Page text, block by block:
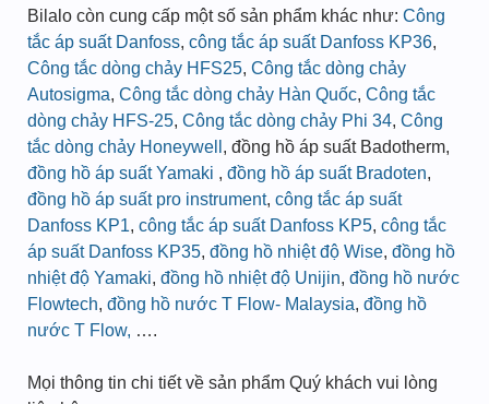
Bilalo còn cung cấp một số sản phẩm khác như: Công
tắc áp suất Danfoss, công tắc áp suất Danfoss KP36,
Công tắc dòng chảy HFS25, Công tắc dòng chảy
Autosigma, Công tắc dòng chảy Hàn Quốc, Công tắc
dòng chảy HFS-25, Công tắc dòng chảy Phi 34, Công
tắc dòng chảy Honeywell , đồng hồ áp suất Badotherm,
đồng hồ áp suất Yamaki , đồng hồ áp suất Bradoten,
đồng hồ áp suất pro instrument, công tắc áp suất
Danfoss KP1, công tắc áp suất Danfoss KP5, công tắc
áp suất Danfoss KP35, đồng hồ nhiệt độ Wise, đồng hồ
nhiệt độ Yamaki, đồng hồ nhiệt độ Unijin, đồng hồ nước
Flowtech, đồng hồ nước T Flow- Malaysia, đồng hồ
nước T Flow, ….
Mọi thông tin chi tiết về sản phẩm Quý khách vui lòng